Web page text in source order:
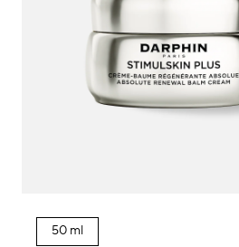
50 ml